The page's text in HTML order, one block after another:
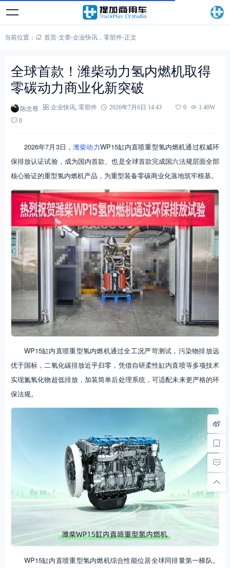
当前位置： 首页-文章-企业快讯， 零部件-正文
全球首款！潍柴动力氢内燃机取得
零碳动力商业化新突破
陈念尊 企业快讯, 零部件 2026年7月6日 14:43 0
1.40W
0
2026年7月3日，潍柴动力WP15缸内直喷重型氢内燃机通过权威环
保排放认证试验，成为国内首款、也是全球首款完成国六法规层面全部
核心验证的重型氢内燃机产品，为重型装备零碳商业化落地筑牢根基。
WP15缸内直喷重型氢内燃机通过全工况严苛测试，污染物排放远
优于国标，二氧化碳排放近乎归零，凭借自研柔性缸内直喷等多项技术
实现氮氧化物超低排放，加装简单后处理系统，可适配未来更严格的环
保法规。
WP15缸内直喷重型氢内燃机综合性能位居全球同排量第一梯队。